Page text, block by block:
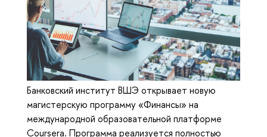
Банковский институт ВШЭ открывает новую
магистерскую программу «Финансы» на
международной образовательной платформе
Coursera. Программа реализуется полностью